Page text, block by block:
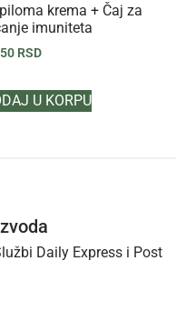
krema + Čaj za
imuniteta
RSD
U KORPU
Daily Express i Post